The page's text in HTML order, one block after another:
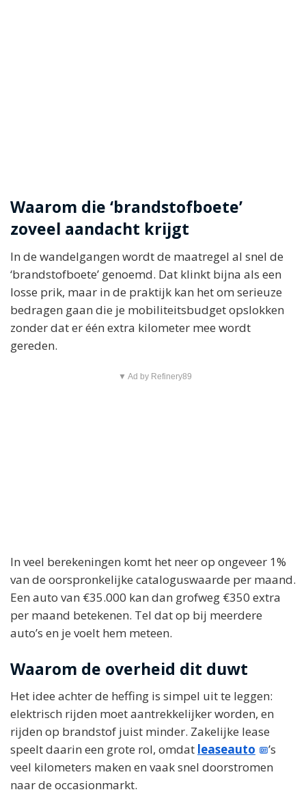
Waarom die ‘brandstofboete’
zoveel aandacht krijgt
In de wandelgangen wordt de maatregel al snel de
‘brandstofboete’ genoemd. Dat klinkt bijna als een
losse prik, maar in de praktijk kan het om serieuze
bedragen gaan die je mobiliteitsbudget opslokken
zonder dat er één extra kilometer mee wordt
gereden.
▼ Ad by Refinery89
In veel berekeningen komt het neer op ongeveer 1%
van de oorspronkelijke cataloguswaarde per maand.
Een auto van €35.000 kan dan grofweg €350 extra
per maand betekenen. Tel dat op bij meerdere
auto’s en je voelt hem meteen.
Waarom de overheid dit duwt
Het idee achter de heffing is simpel uit te leggen:
elektrisch rijden moet aantrekkelijker worden, en
rijden op brandstof juist minder. Zakelijke lease
speelt daarin een grote rol, omdat leaseauto
’s
veel kilometers maken en vaak snel doorstromen
naar de occasionmarkt.